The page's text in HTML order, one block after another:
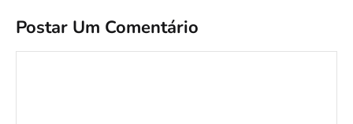
Postar Um Comentário